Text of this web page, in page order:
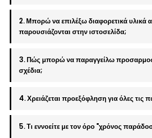
2. Μπορώ να επιλέξω διαφορετικά υλικά
παρουσιάζονται στην ιστοσελίδα;
3. Πώς μπορώ να παραγγείλω
σχέδια;
4. Χρειάζεται προεξόφληση για όλες τις
5. Τι εννοείτε με τον όρο "χρόνος